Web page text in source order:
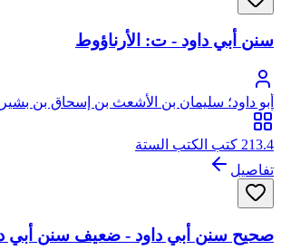
سنن أبي داود - ت: الأرناؤوط
أبو داود؛ سليمان بن الأشعث بن إسحاق بن
أبو داود
213.4 كتب الكتب الستة
تفاصيل
صحيح سنن أبي داود - ضعيف سنن أبي